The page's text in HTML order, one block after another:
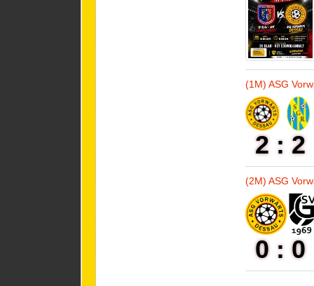
(1M) ASG
2 : 2
(2M) ASG
0 : 0